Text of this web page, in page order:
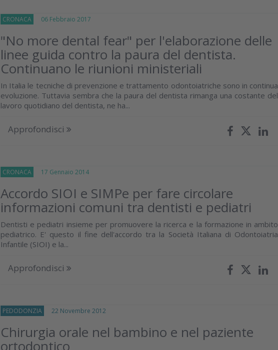
CRONACA 06 Febbraio 2017
"No more dental fear" per l'elaborazione delle
linee guida contro la paura del dentista.
Continuano le riunioni ministeriali
In Italia le tecniche di prevenzione e trattamento odontoiatriche sono in continua
evoluzione. Tuttavia sembra che la paura del dentista rimanga una costante del
lavoro quotidiano del dentista, ne ha...
Approfondisci
CRONACA 17 Gennaio 2014
Accordo SIOI e SIMPe per fare circolare
informazioni comuni tra dentisti e pediatri
Dentisti e pediatri insieme per promuovere la ricerca e la formazione in ambito
pediatrico. E' questo il fine dell'accordo tra la Società Italiana di Odontoiatria
Infantile (SIOI) e la...
Approfondisci
PEDODONZIA 22 Novembre 2012
Chirurgia orale nel bambino e nel paziente
ortodontico